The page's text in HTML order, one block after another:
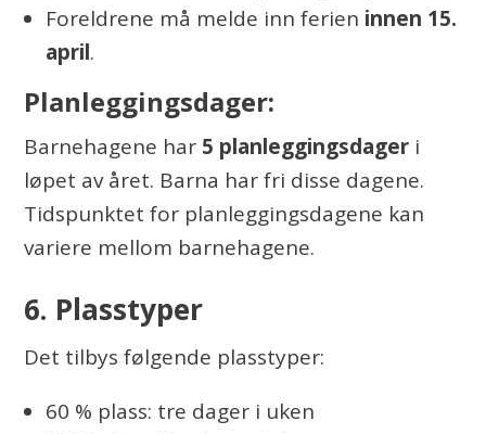
Foreldrene må melde inn ferien innen 15.
april.
Planleggingsdager:
Barnehagene har 5 planleggingsdager i
løpet av året. Barna har fri disse dagene.
Tidspunktet for planleggingsdagene kan
variere mellom barnehagene.
6. Plasstyper
Det tilbys følgende plasstyper:
60 % plass: tre dager i uken